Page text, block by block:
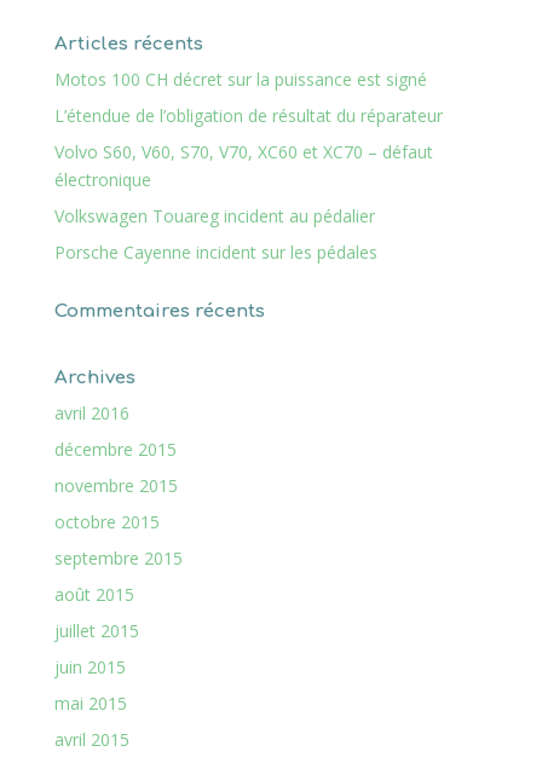
Articles récents
Motos 100 CH décret sur la puissance est signé
L’étendue de l’obligation de résultat du réparateur
Volvo S60, V60, S70, V70, XC60 et XC70 – défaut
électronique
Volkswagen Touareg incident au pédalier
Porsche Cayenne incident sur les pédales
Commentaires récents
Archives
avril 2016
décembre 2015
novembre 2015
octobre 2015
septembre 2015
août 2015
juillet 2015
juin 2015
mai 2015
avril 2015